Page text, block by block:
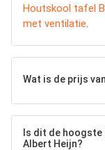
Houtskool tafel
met ventilatie.
Wat is de prijs
Is dit de
Albert Heijn?